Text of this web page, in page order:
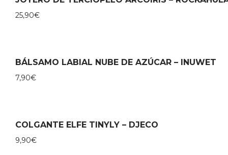
25,90€
BÁLSAMO LABIAL NUBE DE AZÚCAR – INUWET
7,90€
COLGANTE ELFE TINYLY – DJECO
9,90€